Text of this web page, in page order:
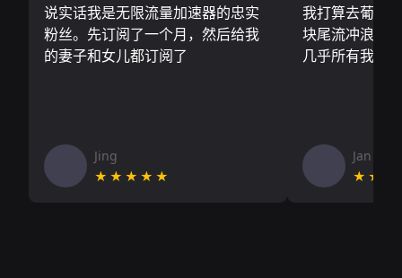
说实话我是无限流量加速器的忠实
粉丝。先订阅了一个月，然后给我
的妻子和女儿都订阅了
Jing
★★★★★
我打算去葡萄
块尾流冲浪板
几乎所有我需
Jan V